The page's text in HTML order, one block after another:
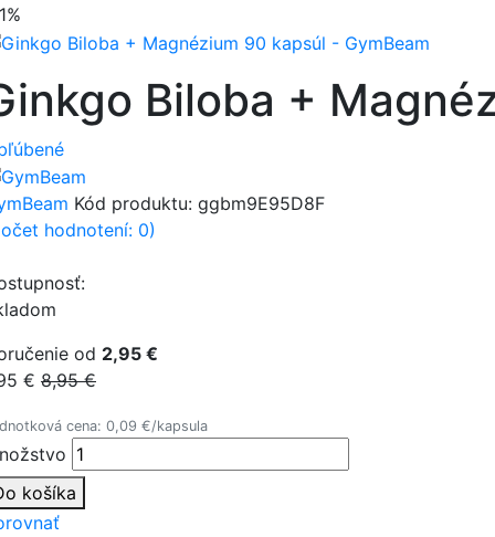
Biloba +
Kód produktu: ggbm9E95D8F
hodnotení: 0)
od 2,95 €
€ 8,95 €
cena: 0,09 €/kapsula
košíka